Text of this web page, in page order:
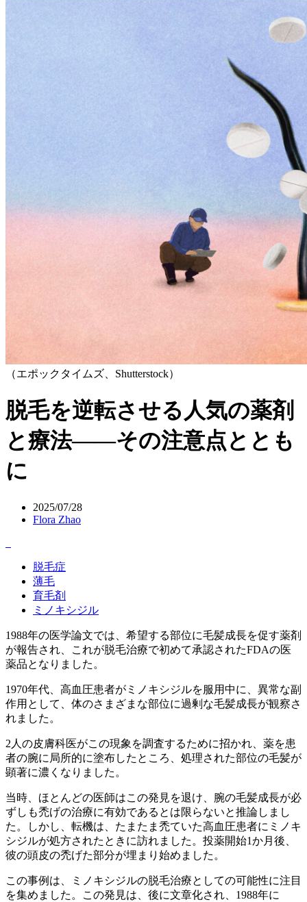
（エポックタイムズ、Shutterstock）
脱毛を逆転させる人気の薬剤
と療法——その注意点ととも
に
2025/07/28
Flora Zhao
脱毛症
薄毛
育毛剤
ミノキシジル
1988年の医学論文では、希望する部位に毛髪成長を促す薬剤
が報告され、これが脱毛治療で初めて承認されたFDAの医
薬品となりました。
1970年代、高血圧患者がミノキシジルを服用中に、異常な副
作用として、体のさまざまな部位に過剰な毛髪成長が観察さ
れました。
2人の皮膚科医がこの現象を調査するために招かれ、薬を患
者の腕に局所的に塗布したところ、処理された部位の毛髪が
顕著に濃くなりました。
当時、ほとんどの医師はこの発見を退け、腕の毛髪成長が必
ずしも禿げの治療に有効であるとは限らないと推論しまし
た。しかし、転機は、たまたま禿ていた高血圧患者にミノキ
シジルが処方されたときに訪れました。投薬開始1か月後、
彼の頭皮の禿げた部分が埋まり始めました。
この事例は、ミノキシジルの脱毛治療としての可能性に注目
を集めました。この発見は、後に文章化され、1988年に